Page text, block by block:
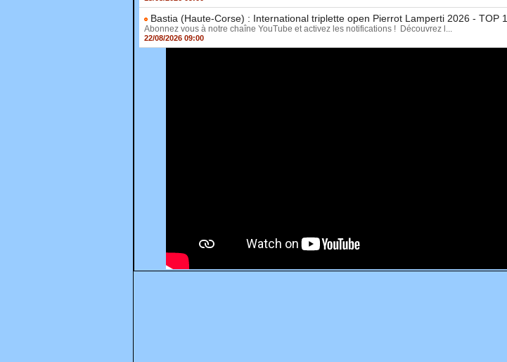
Bastia (Haute-Corse) : International triplette open Pierrot Lamperti 2026 - TOP
Abonnez vous à notre chaîne YouTube et activez les notifications ! Découvrez l...
22/08/2026 09:00